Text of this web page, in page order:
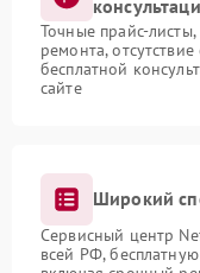
Точные прайс-
ремонта,
бесплатной
сайте
Широкий
Сервисный центр
всей РФ,